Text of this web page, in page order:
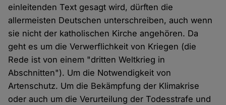
einleitenden Text gesagt wird, dürften die
allermeisten Deutschen unterschreiben, auch wenn
sie nicht der katholischen Kirche angehören. Da
geht es um die Verwerflichkeit von Kriegen (die
Rede ist von einem "dritten Weltkrieg in
Abschnitten"). Um die Notwendigkeit von
Artenschutz. Um die Bekämpfung der Klimakrise
oder auch um die Verurteilung der Todesstrafe und